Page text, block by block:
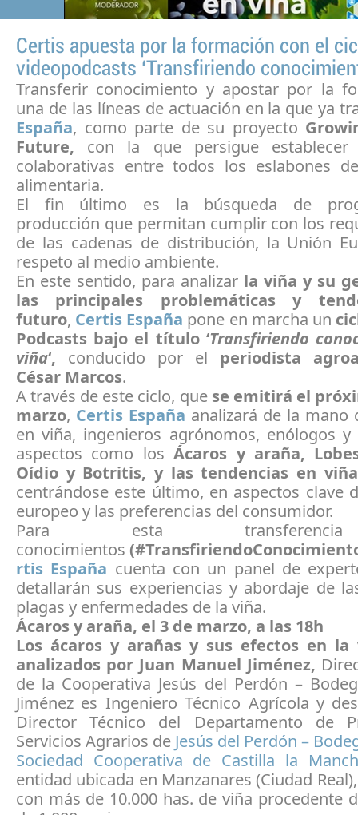
Certis apuesta por la formación con el
videopodcasts ‘Transfiriendo
Transferir conocimiento y apostar por la
una de las líneas de actuación en la que ya
España, como parte de su proyecto
Future, con la que persigue establecer
colaborativas entre todos los eslabones
alimentaria.
El fin último es la búsqueda de
producción que permitan cumplir con los
de las cadenas de distribución, la Unión
respeto al medio ambiente.
En este sentido, para analizar la viña y su
las principales problemáticas y
futuro, Certis España pone en marcha un
Podcasts bajo el título ‘Transfiriendo
viña‘, conducido por el periodista
César Marcos.
A través de este ciclo, que se emitirá el
marzo, Certis España analizará de la mano
en viña, ingenieros agrónomos, enólogos y
aspectos como losÁcaros y araña,
Oídio y Botritis, y las tendencias en
centrándose este último, en aspectos clave
europeo y las preferencias del consumidor.
Para esta
conocimientos
rtis España cuenta con un panel de
detallarán sus experiencias y abordaje de
plagas y enfermedades de la viña.
Ácaros y araña, el 3 de marzo, a las 18h
Los ácaros y arañas y sus efectos en la
analizados por Juan Manuel Jiménez,
de la Cooperativa Jesús del Perdón –
Jiménez es Ingeniero Técnico Agrícola y
Director Técnico del Departamento de
Servicios Agrarios de Jesús del Perdón –
Sociedad Cooperativa de Castilla la
entidad ubicada en Manzanares (Ciudad
con más de 10.000 has. de viña procedente